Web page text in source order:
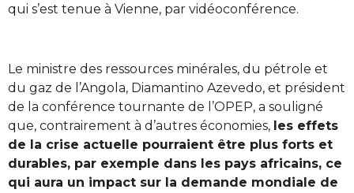
qui s’est tenue à Vienne, par vidéoconférence.
Le ministre des ressources minérales, du pétrole et
du gaz de l’Angola, Diamantino Azevedo, et président
de la conférence tournante de l’OPEP, a souligné
que, contrairement à d’autres économies, les effets
de la crise actuelle pourraient être plus forts et
durables, par exemple dans les pays africains, ce
qui aura un impact sur la demande mondiale de